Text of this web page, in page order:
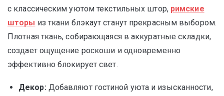
с классическим уютом текстильных штор, римские
шторы из ткани блэкаут станут прекрасным выбором.
Плотная ткань, собирающаяся в аккуратные складки,
создает ощущение роскоши и одновременно
эффективно блокирует свет.
Декор:Добавляют гостиной уюта и изысканности,